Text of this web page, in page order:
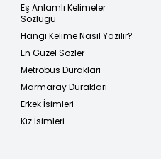
Eş Anlamlı Kelimeler
Sözlüğü
Hangi Kelime Nasıl Yazılır?
En Güzel Sözler
Metrobüs Durakları
Marmaray Durakları
Erkek İsimleri
Kız İsimleri